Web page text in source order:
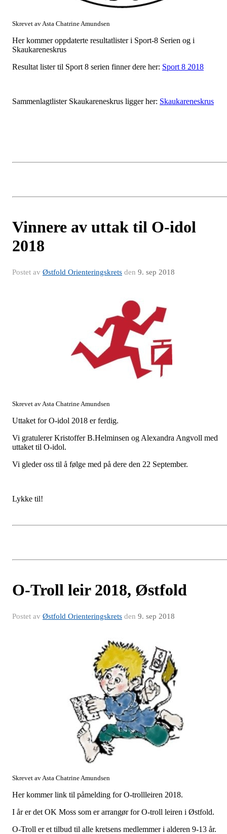
Skrevet av Asta Chatrine Amundsen
Her kommer oppdaterte resultatlister i Sport-8 Serien og i
Skaukareneskrus
Resultat lister til Sport 8 serien finner dere her: Sport 8 2018
Sammenlagtlister Skaukareneskrus ligger her: Skaukareneskrus
Vinnere av uttak til O-idol
2018
Postet av Østfold Orienteringskrets den 9. sep 2018
Skrevet av Asta Chatrine Amundsen
Uttaket for O-idol 2018 er ferdig.
Vi gratulerer Kristoffer B.Helminsen og Alexandra Angvoll med
uttaket til O-idol.
Vi gleder oss til å følge med på dere den 22 September.
Lykke til!
O-Troll leir 2018, Østfold
Postet av Østfold Orienteringskrets den 9. sep 2018
Skrevet av Asta Chatrine Amundsen
Her kommer link til påmelding for O-trollleiren 2018.
I år er det OK Moss som er arrangør for O-troll leiren i Østfold.
O-Troll er et tilbud til alle kretsens medlemmer i alderen 9-13 år.